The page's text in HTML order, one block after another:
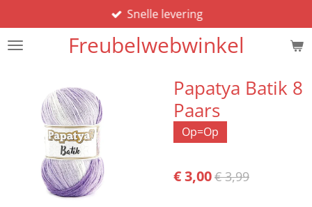
direct
naar
Freubelwebwinkel
Snelle levering
Papatya Batik 8
Paars
Op=Op
€ 3,00€ 3,99